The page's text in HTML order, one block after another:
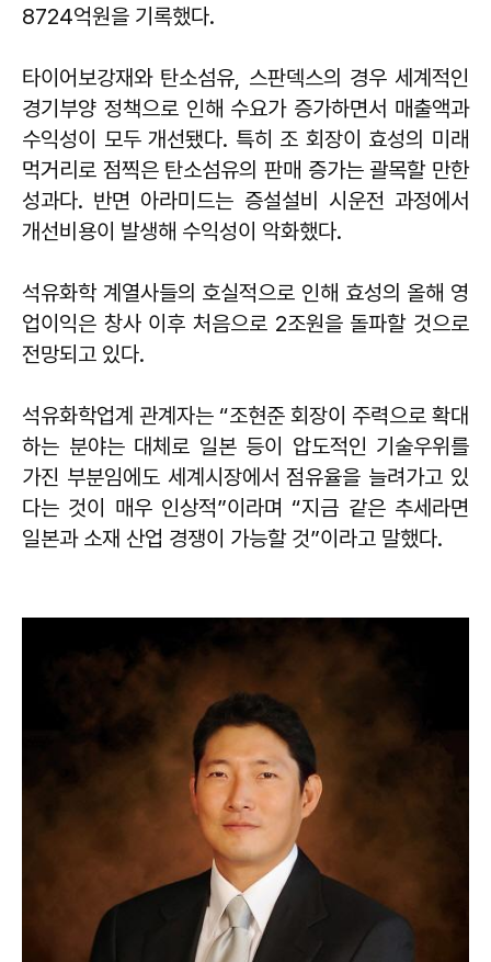
8724억원을 기록했다.
타이어보강재와 탄소섬유, 스판덱스의 경우 세계적인
경기부양 정책으로 인해 수요가 증가하면서 매출액과
수익성이 모두 개선됐다. 특히 조 회장이 효성의 미래
먹거리로 점찍은 탄소섬유의 판매 증가는 괄목할 만한
성과다. 반면 아라미드는 증설설비 시운전 과정에서
개선비용이 발생해 수익성이 악화했다.
석유화학 계열사들의 호실적으로 인해 효성의 올해 영
업이익은 창사 이후 처음으로 2조원을 돌파할 것으로
전망되고 있다.
석유화학업계 관계자는 “조현준 회장이 주력으로 확대
하는 분야는 대체로 일본 등이 압도적인 기술우위를
가진 부분임에도 세계시장에서 점유율을 늘려가고 있
다는 것이 매우 인상적”이라며 “지금 같은 추세라면
일본과 소재 산업 경쟁이 가능할 것”이라고 말했다.